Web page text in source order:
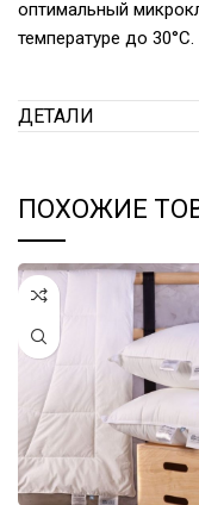
оптимальный
температуре до 30°С.
ДЕТАЛИ
ПОХОЖИЕ